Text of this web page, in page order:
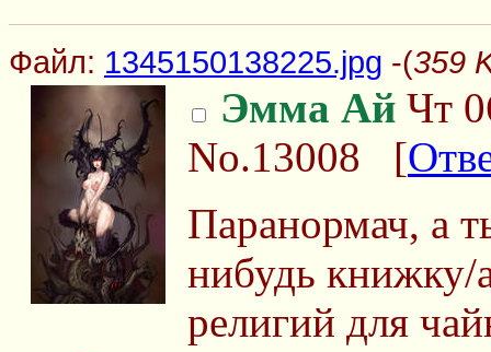
Файл: 1345150138225.jpg -(359
Эмма Ай Чт
No.13008 [
Паранормач, а
нибудь книжку/
религий для